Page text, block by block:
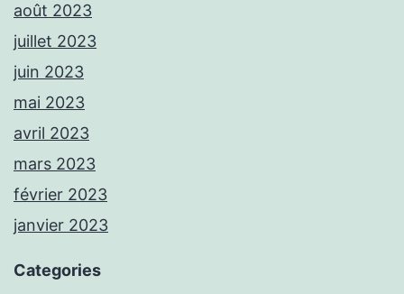
août 2023
juillet 2023
juin 2023
mai 2023
avril 2023
mars 2023
février 2023
janvier 2023
Categories